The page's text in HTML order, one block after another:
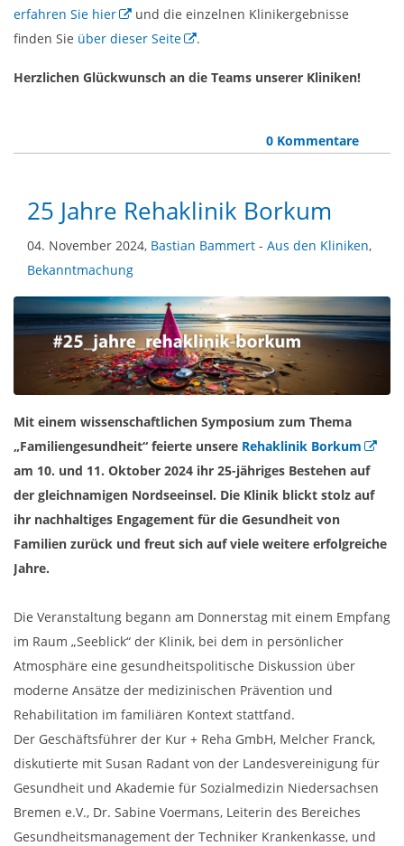
erfahren Sie hier
und die einzelnen Klinikergebnisse
finden Sie über dieser Seite .
Herzlichen Glückwunsch an die Teams unserer Kliniken!
0 Kommentare
25 Jahre Rehaklinik Borkum
04. November 2024, Bastian Bammert - Aus den Kliniken,
Bekanntmachung
Mit einem wissenschaftlichen Symposium zum Thema
„Familiengesundheit“ feierte unsere Rehaklinik Borkum
am 10. und 11. Oktober 2024 ihr 25-jähriges Bestehen auf
der gleichnamigen Nordseeinsel. Die Klinik blickt stolz auf
ihr nachhaltiges Engagement für die Gesundheit von
Familien zurück und freut sich auf viele weitere erfolgreiche
Jahre.
Die Veranstaltung begann am Donnerstag mit einem Empfang
im Raum „Seeblick“ der Klinik, bei dem in persönlicher
Atmosphäre eine gesundheitspolitische Diskussion über
moderne Ansätze der medizinischen Prävention und
Rehabilitation im familiären Kontext stattfand.
Der Geschäftsführer der Kur + Reha GmbH, Melcher Franck,
diskutierte mit Susan Radant von der Landesvereinigung für
Gesundheit und Akademie für Sozialmedizin Niedersachsen
Bremen e.V., Dr. Sabine Voermans, Leiterin des Bereiches
Gesundheitsmanagement der Techniker Krankenkasse, und